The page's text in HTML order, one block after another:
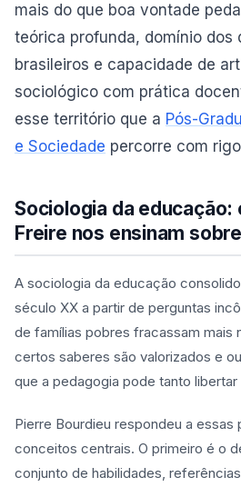
mais do que boa vontade
teórica profunda, domínio dos
brasileiros e capacidade de
sociológico com prática
esse território que a Pós-
e Sociedade percorre com
Sociologia da educação:
Freire nos ensinam
A sociologia da educação
século XX a partir de perguntas
de famílias pobres fracassam mais
certos saberes são valorizados e
que a pedagogia pode tanto
Pierre Bourdieu respondeu a essas
conceitos centrais. O primeiro é o
conjunto de habilidades,